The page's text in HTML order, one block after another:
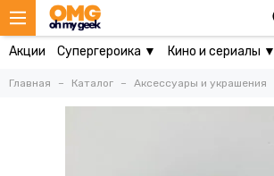
Акции Супергероика ▼ Кино и сериалы ▼
Главная Каталог Аксессуары и украшения